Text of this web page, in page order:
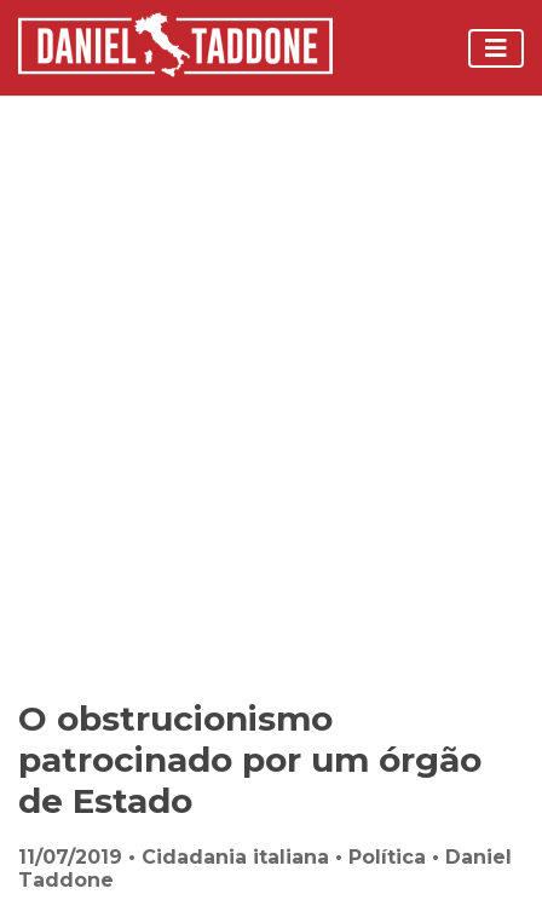
O obstrucionismo
patrocinado por um órgão
de Estado
11/07/2019 • Cidadania italiana • Política • Daniel
Taddone